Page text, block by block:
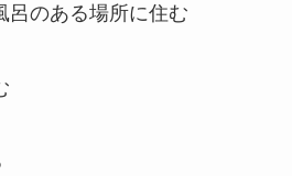
呂のある場所に住む